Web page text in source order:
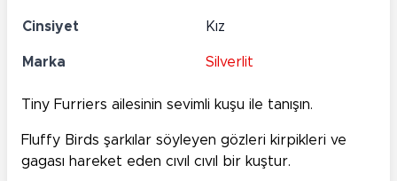
Cinsiyet Kız
Marka Silverlit
Tiny Furriers ailesinin sevimli kuşu ile tanışın.
Fluffy Birds şarkılar söyleyen gözleri kirpikleri ve
gagası hareket eden cıvıl cıvıl bir kuştur.